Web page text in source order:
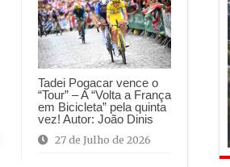
Tadei Pogacar vence o
“Tour” – A “Volta a França
em Bicicleta” pela quinta
vez! Autor: João Dinis
27 de Julho de 2026